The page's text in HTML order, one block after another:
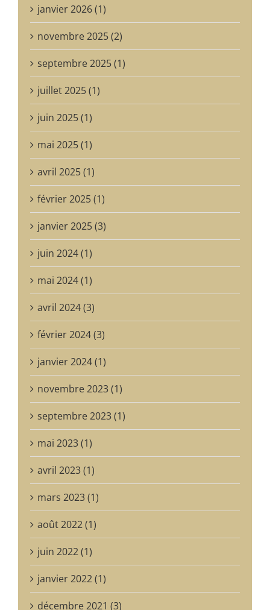
janvier 2026 (1)
novembre 2025 (2)
septembre 2025 (1)
juillet 2025 (1)
juin 2025 (1)
mai 2025 (1)
avril 2025 (1)
février 2025 (1)
janvier 2025 (3)
juin 2024 (1)
mai 2024 (1)
avril 2024 (3)
février 2024 (3)
janvier 2024 (1)
novembre 2023 (1)
septembre 2023 (1)
mai 2023 (1)
avril 2023 (1)
mars 2023 (1)
août 2022 (1)
juin 2022 (1)
janvier 2022 (1)
décembre 2021 (3)